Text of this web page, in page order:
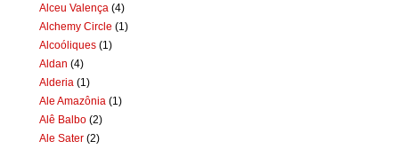
Alceu Valença (4)
Alchemy Circle (1)
Alcoóliques (1)
Aldan (4)
Alderia (1)
Ale Amazônia (1)
Alê Balbo (2)
Ale Sater (2)